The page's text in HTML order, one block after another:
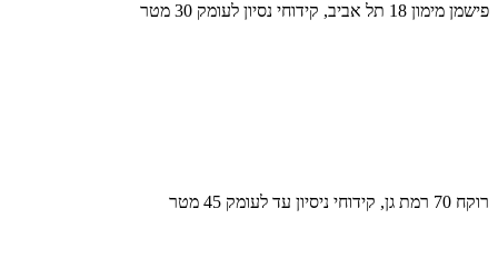
פישמן מימון 18 תל אביב, קידוחי נסיון לעומק 30 מטר
רוקח 70 רמת גן, קידוחי ניסיון עד לעומק 45 מטר